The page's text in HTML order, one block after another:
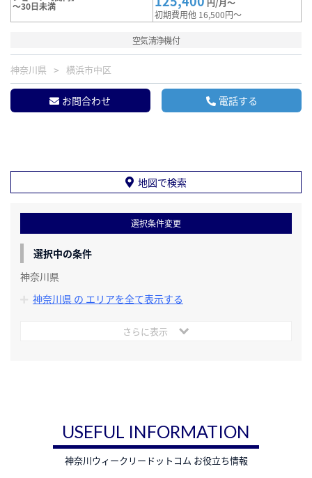
～30日未満
円/月～
初期費用他 16,500円～
空気清浄機付
神奈川県 横浜市中区
お問合わせ 電話する
地図で検索
選択条件変更
選択中の条件
神奈川県
神奈川県 の エリアを全て表示する
さらに表示
USEFUL INFORMATION
神奈川ウィークリードットコム お役立ち情報